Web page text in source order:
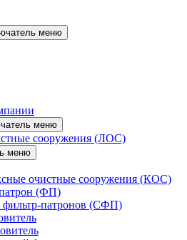
меню
меню
сооружения (ЛОС)
меню
очистные сооружения (КОС)
(ФП)
фильтр-патронов (СФП)